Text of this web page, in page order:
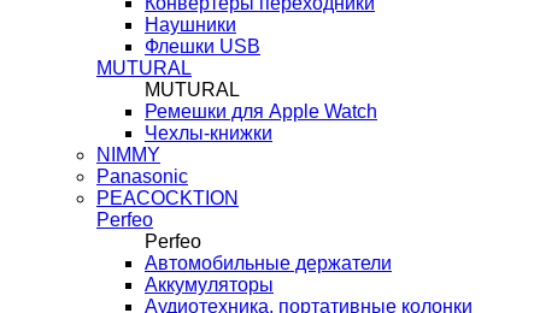
Наушники
Флешки USB
MUTURAL
MUTURAL
Ремешки для Apple Watch
Чехлы-книжки
NIMMY
Panasonic
PEACOCKTION
Perfeo
Perfeo
Автомобильные держатели
Аккумуляторы
Аудиотехника, портативные колонки